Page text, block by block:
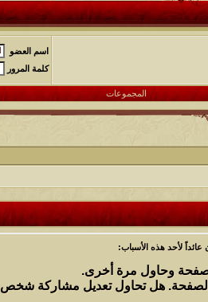
اسم العضو
كلمة المرور
المجموعات
لأحد هذه الأسباب:
وحاول مرة أخرى.
الصفحة. هل تحاول تعديل مشاركة شخص